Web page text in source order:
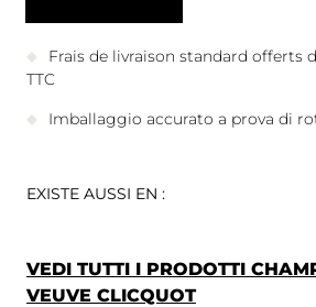
Frais de livraison standard offerts
TTC
Imballaggio accurato a prova di
EXISTE AUSSI EN :
VEDI TUTTI I PRODOTTI
VEUVE CLICQUOT